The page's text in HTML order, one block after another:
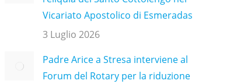
Vicariato Apostolico di Esmeradas
3 Luglio 2026
Padre Arice a Stresa interviene al
Forum del Rotary per la riduzione